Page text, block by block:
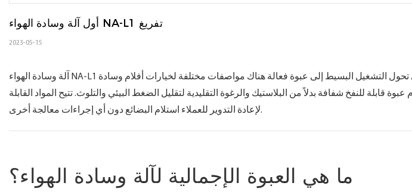
أول آلة وسادة الهواء NA-L1 تفريغ
2023-05-15
آلة وسادة الهواء NA-L1 هي آلة تغليف قابلة للنفخ اقتصادية ، والتي تحول التشغيل البسيط إلى عبوة فعالة هناك مواصفات مختلفة لخيارات أفلام وسادة
قابلة للنفخ شفافة بدلاً من البلاستيك والرغوة التقليدية لتقليل الضغط البيئي والتلوث. تتيح المواد القابلة
لإعادة التدوير للعملاء استلام البضائع دون أي إجراءات معالجة أخرى.
ما هي العبوة الإجمالية لآلة وسادة الهواء؟